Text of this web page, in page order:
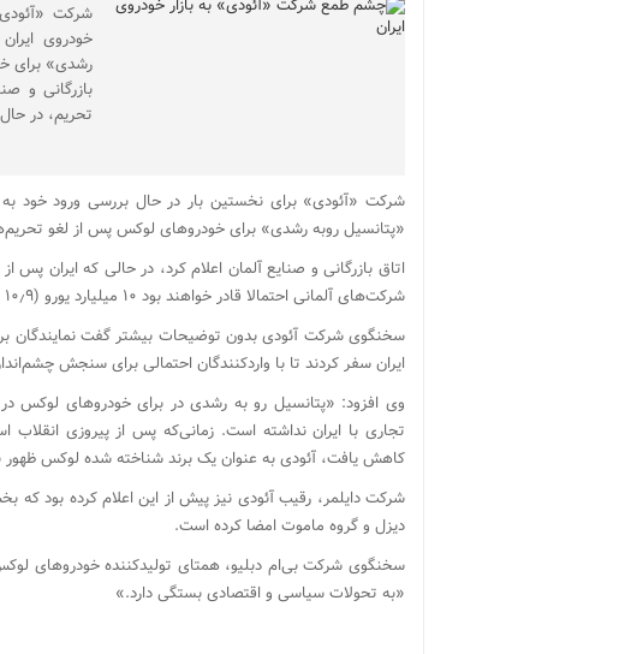
شرکت
خودروی
رشدی» برای
بازرگانی و
تحریم، در
شرکت «آئودی» برای نخستین بار در حال بررسی ورود خود به
«پتانسیل روبه رشدی» برای خودروهای لوکس پس از لغو
اتاق بازرگانی و صنایع آلمان اعلام کرد، در حالی که ایران
شرکت‌های آلمانی احتمالا قادر خواهند بود ۱۰ میلیارد یورو (۱۰٫۹ میلیارد دلار) کالا به ایران صادر کنند.
سخنگوی شرکت آئودی بدون توضیحات بیشتر گفت نمایندگان
ایران سفر کردند تا با واردکنندگان احتمالی برای سنجش
وی افزود: «پتانسیل رو به رشدی در برای خودروهای لوکس
تجاری با ایران نداشته است. زمانی‌که پس از پیروزی انقلاب
کاهش یافت، آئودی به عنوان یک برند شناخته شده لوکس ظهور
شرکت دایلمر، رقیب آئودی نیز پیش از این اعلام کرده بود که
دیزل و گروه ماموت امضا کرده است.
سخنگوی شرکت بی‌ام دبلیو، همتای تولیدکننده خودروهای لوکس
«به تحولات سیاسی و اقتصادی بستگی دارد.»